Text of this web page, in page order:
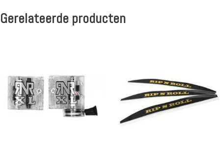
Gerelateerde producten